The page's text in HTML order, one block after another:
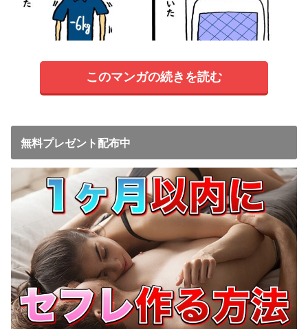
このマンガの続きを読む
無料プレゼント配布中